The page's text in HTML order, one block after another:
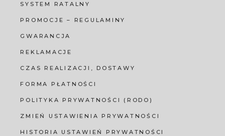
SYSTEM RATALNY
PROMOCJE – REGULAMINY
GWARANCJA
REKLAMACJE
CZAS REALIZACJI, DOSTAWY
FORMA PŁATNOŚCI
POLITYKA PRYWATNOŚCI (RODO)
ZMIEŃ USTAWIENIA PRYWATNOŚCI
HISTORIA USTAWIEŃ PRYWATNOŚCI